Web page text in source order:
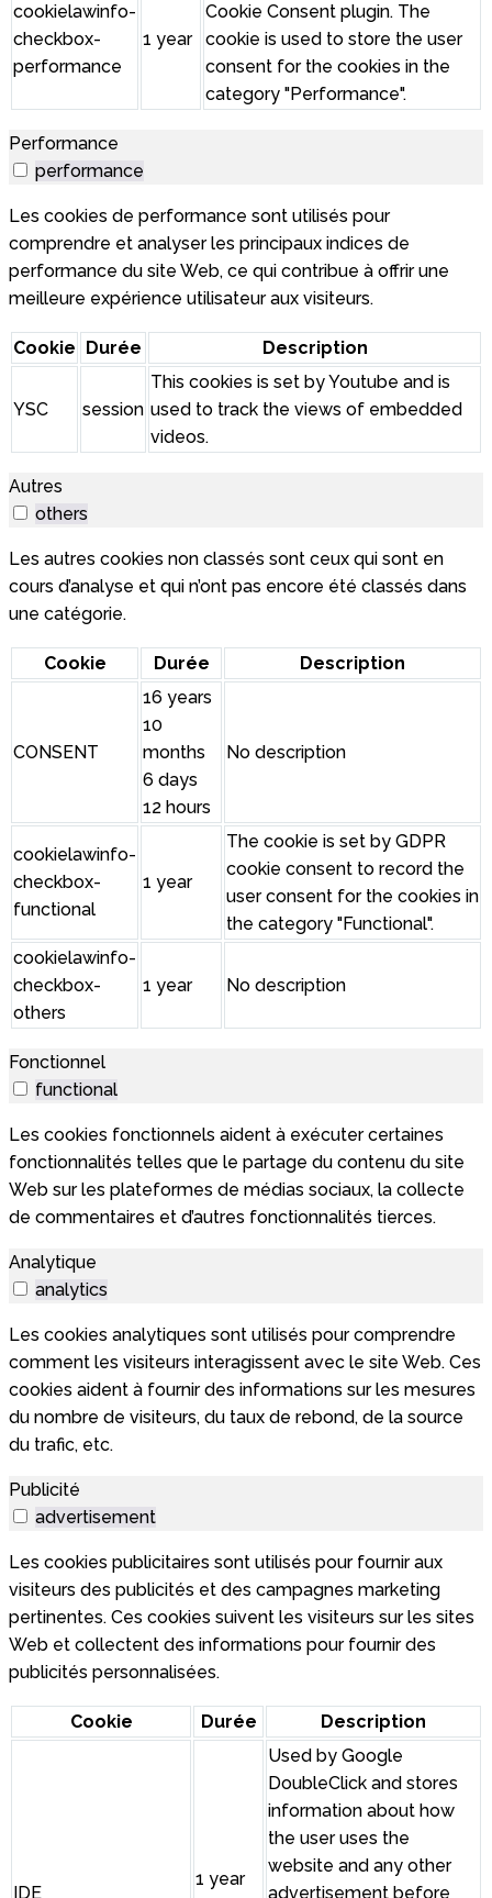
cookielawinfo-
checkbox-
performance
1 year
Cookie Consent plugin. The
cookie is used to store the user
consent for the cookies in the
category "Performance".
Performance
performance
Les cookies de performance sont utilisés pour
comprendre et analyser les principaux indices de
performance du site Web, ce qui contribue à offrir une
meilleure expérience utilisateur aux visiteurs.
Cookie Durée Description
YSC session
This cookies is set by Youtube and is
used to track the views of embedded
videos.
Autres
others
Les autres cookies non classés sont ceux qui sont en
cours d’analyse et qui n’ont pas encore été classés dans
une catégorie.
Cookie Durée Description
CONSENT
16 years
10
months
6 days
12 hours
No description
cookielawinfo-
checkbox-
functional
1 year
The cookie is set by GDPR
cookie consent to record the
user consent for the cookies in
the category "Functional".
cookielawinfo-
checkbox-
others
1 year No description
Fonctionnel
functional
Les cookies fonctionnels aident à exécuter certaines
fonctionnalités telles que le partage du contenu du site
Web sur les plateformes de médias sociaux, la collecte
de commentaires et d’autres fonctionnalités tierces.
Analytique
analytics
Les cookies analytiques sont utilisés pour comprendre
comment les visiteurs interagissent avec le site Web. Ces
cookies aident à fournir des informations sur les mesures
du nombre de visiteurs, du taux de rebond, de la source
du trafic, etc.
Publicité
advertisement
Les cookies publicitaires sont utilisés pour fournir aux
visiteurs des publicités et des campagnes marketing
pertinentes. Ces cookies suivent les visiteurs sur les sites
Web et collectent des informations pour fournir des
publicités personnalisées.
Cookie Durée Description
IDE
1 year
Used by Google
DoubleClick and stores
information about how
the user uses the
website and any other
advertisement before